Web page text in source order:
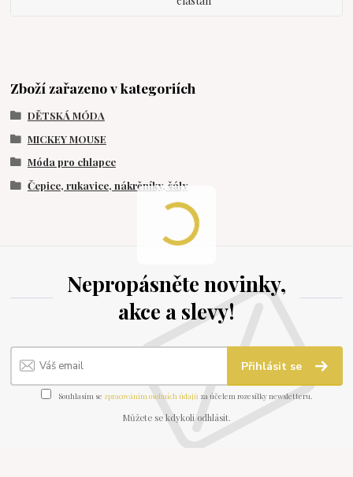
Zboží zařazeno v kategoriích
DĚTSKÁ MÓDA
MICKEY MOUSE
Móda pro chlapce
Čepice, rukavice, nákrčníky, šály
Nepropásněte novinky,
akce a slevy!
Přihlásit se
Souhlasím se zpracováním osobních údajů za účelem rozesílky newsletteru.
Můžete se kdykoli odhlásit.